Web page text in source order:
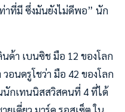
าที่มี ซึ่งมันยังไม่ดีพอ” นัก
ด้า เบนซิช มือ 12 ของโลก
อนดรูโชว่า มือ 42 ของโลก
นักเทนนิสสวิสคนที่ 4 ที่ได้